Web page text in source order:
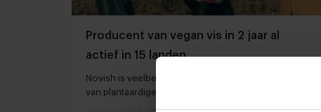
Producent van vegan vis in 2 jaar al
actief in 15 landen
Novish is veelbelovende scale-up op de groeimarkt
van plantaardige visvervangers